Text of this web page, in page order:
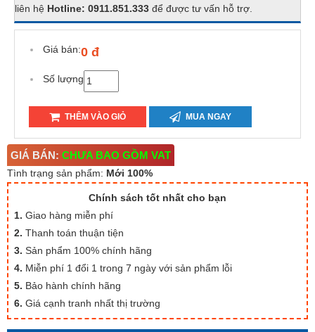
liên hệ Hotline: 0911.851.333 để được tư vấn hỗ trợ.
Giá bán:0 đ
Số lượng
THÊM VÀO GIỎ MUA NGAY
GIÁ BÁN: CHƯA BAO GỒM VAT
Tình trạng sản phẩm: Mới 100%
Chính sách tốt nhất cho bạn
1. Giao hàng miễn phí
2. Thanh toán thuận tiện
3. Sản phẩm 100% chính hãng
4. Miễn phí 1 đổi 1 trong 7 ngày với sản phẩm lỗi
5. Bảo hành chính hãng
6. Giá cạnh tranh nhất thị trường